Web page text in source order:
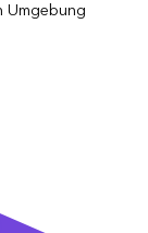
Umgebung